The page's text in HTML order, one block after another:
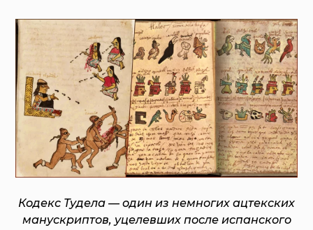
Кодекс Тудела — один из немногих ацтекских
манускриптов, уцелевших после испанского